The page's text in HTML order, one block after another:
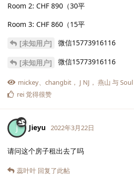
Room 2: CHF 890（30平
Room 3: CHF 860（15平
[未知用户] 微信15773916116
[未知用户] 微信15773916116
mickey、 changbit ， J NJ ， 燕山 与Soul
rei觉得很赞
J Jieyu 2022年3月22日
请问这个房子租出去了吗
蕊叶叶 回复了此帖